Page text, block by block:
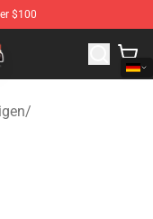
$100
Shop
/